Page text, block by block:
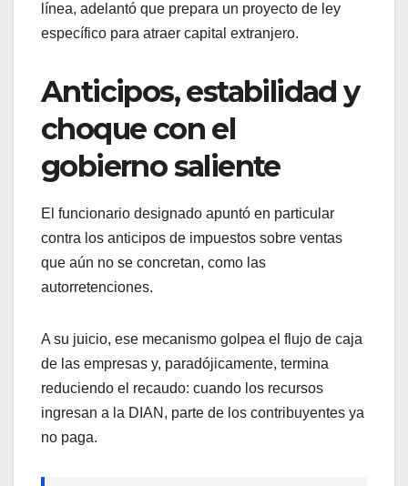
línea, adelantó que prepara un proyecto de ley
específico para atraer capital extranjero.
Anticipos, estabilidad y
choque con el
gobierno saliente
El funcionario designado apuntó en particular
contra los anticipos de impuestos sobre ventas
que aún no se concretan, como las
autorretenciones.
A su juicio, ese mecanismo golpea el flujo de caja
de las empresas y, paradójicamente, termina
reduciendo el recaudo: cuando los recursos
ingresan a la DIAN, parte de los contribuyentes ya
no paga.